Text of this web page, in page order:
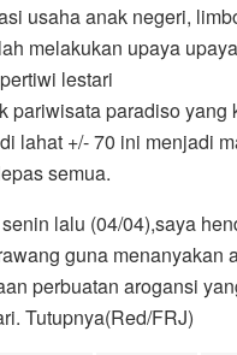
usaha anak negeri,
melakukan upaya
lestari
pariwisata paradiso yang
lahat +/- 70 ini menjadi
semua.
lalu (04/04),saya
guna menanyakan
perbuatan arogansi
Tutupnya(Red/FRJ)